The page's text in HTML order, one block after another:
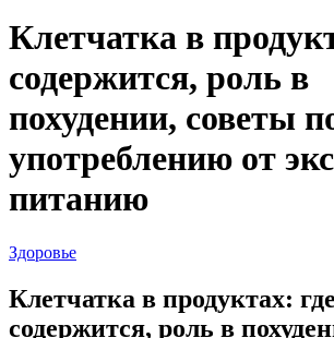
Клетчатка в
содержится, роль в
похудении, советы
употреблению от
питанию
Здоровье
Клетчатка в продуктах: где
содержится, роль в